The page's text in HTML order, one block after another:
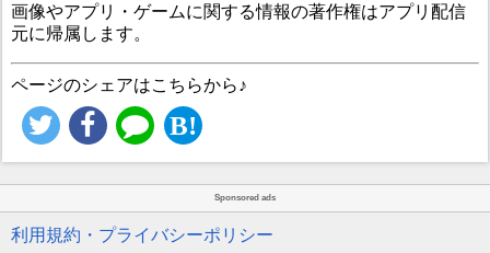
画像やアプリ・ゲームに関する情報の著作権はアプリ配信
元に帰属します。
ページのシェアはこちらから♪
Sponsored ads
利用規約・プライバシーポリシー